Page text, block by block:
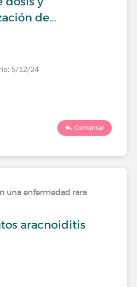
de…
5/12/24
Comentar
una enfermedad rara
aracnoiditis